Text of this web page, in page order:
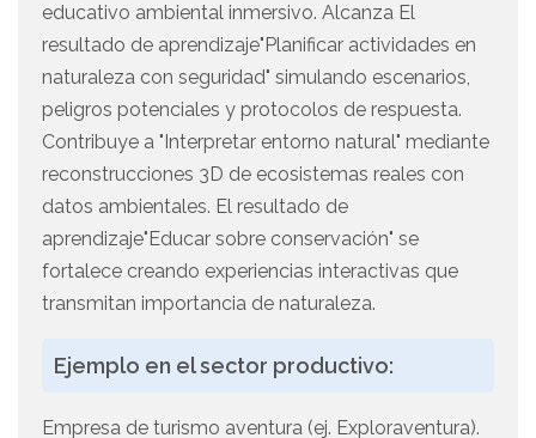
educativo ambiental inmersivo. Alcanza El
resultado de aprendizaje"Planificar actividades en
naturaleza con seguridad" simulando escenarios,
peligros potenciales y protocolos de respuesta.
Contribuye a "Interpretar entorno natural" mediante
reconstrucciones 3D de ecosistemas reales con
datos ambientales. El resultado de
aprendizaje"Educar sobre conservación" se
fortalece creando experiencias interactivas que
transmitan importancia de naturaleza.
Ejemplo en el sector productivo:
Empresa de turismo aventura (ej. Exploraventura).